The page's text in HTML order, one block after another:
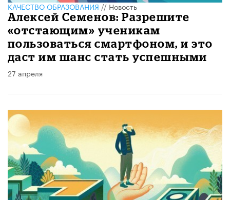
КАЧЕСТВО ОБРАЗОВАНИЯ//Новость
Алексей Семенов: Разрешите
«отстающим» ученикам
пользоваться смартфоном, и это
даст им шанс стать успешными
27 апреля